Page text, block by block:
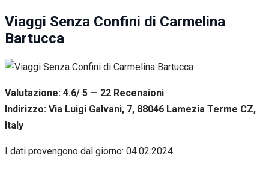
Viaggi Senza Confini di Carmelina
Bartucca
Valutazione: 4.6/ 5 — 22 Recensioni
Indirizzo: Via Luigi Galvani, 7, 88046 Lamezia Terme CZ,
Italy
I dati provengono dal giorno: 04.02.2024